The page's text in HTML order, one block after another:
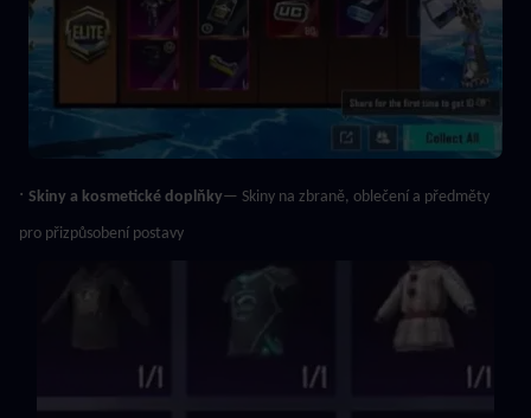
· Skiny a kosmetické doplňky— Skiny na zbraně, oblečení a předměty
pro přizpůsobení postavy